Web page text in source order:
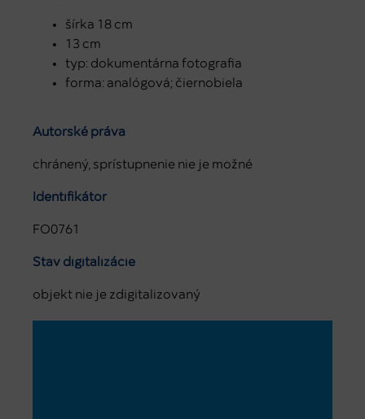
šírka 18 cm
13 cm
typ: dokumentárna fotografia
forma: analógová; čiernobiela
Autorské práva
chránený, sprístupnenie nie je možné
Identifikátor
FO0761
Stav digitalizácie
objekt nie je zdigitalizovaný